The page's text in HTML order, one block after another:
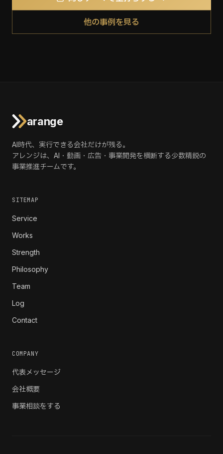
他の事例を見る
arange
AI時代、実行できる会社だけが残る。
アレンジは、AI・動画・広告・事業開発を横断する少数精鋭の
事業推進チームです。
SITEMAP
Service
Works
Strength
Philosophy
Team
Log
Contact
COMPANY
代表メッセージ
会社概要
事業相談をする